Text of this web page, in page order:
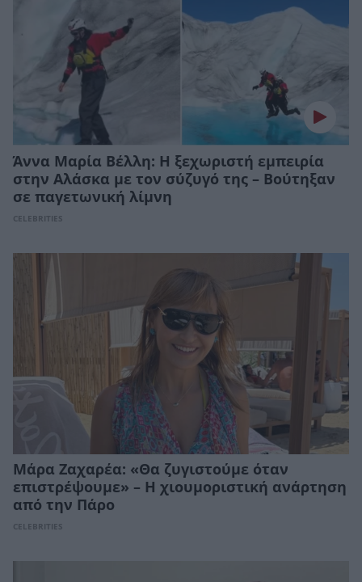
Άννα Μαρία Βέλλη: Η ξεχωριστή εμπειρία
στην Αλάσκα με τον σύζυγό της – Βούτηξαν
σε παγετωνική λίμνη
CELEBRITIES
Μάρα Ζαχαρέα: «Θα ζυγιστούμε όταν
επιστρέψουμε» – Η χιουμοριστική ανάρτηση
από την Πάρο
CELEBRITIES